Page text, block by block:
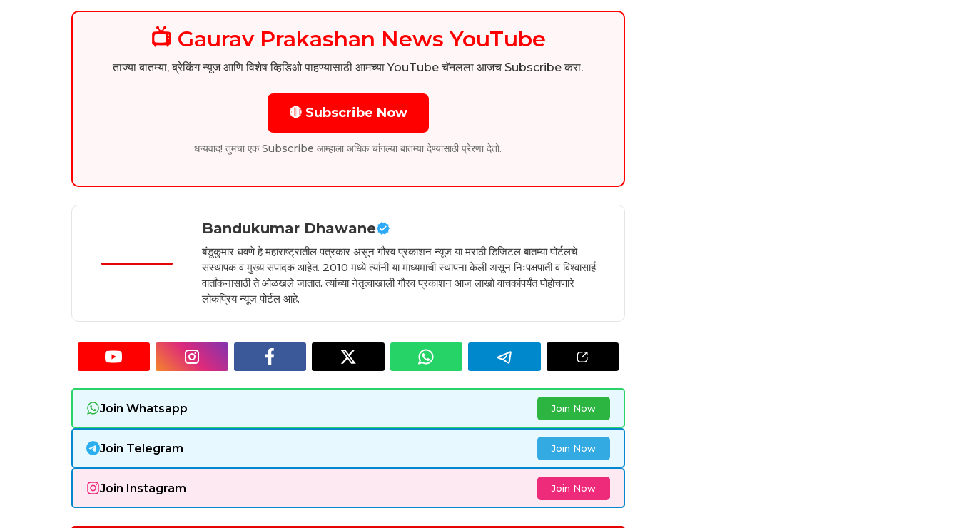
📺 Gaurav Prakashan News YouTube
ताज्या बातम्या, ब्रेकिंग न्यूज आणि विशेष व्हिडिओ पाहण्यासाठी आमच्या YouTube चॅनलला आजच Subscribe करा.
🔴 Subscribe Now
धन्यवाद! तुमचा एक Subscribe आम्हाला अधिक चांगल्या बातम्या देण्यासाठी प्रेरणा देतो.
Bandukumar Dhawane
बंडूकुमार धवणे हे महाराष्ट्रातील पत्रकार असून गौरव प्रकाशन न्यूज या मराठी डिजिटल बातम्या पोर्टलचे
संस्थापक व मुख्य संपादक आहेत. 2010 मध्ये त्यांनी या माध्यमाची स्थापना केली असून निःपक्षपाती व विश्वासार्ह
वार्तांकनासाठी ते ओळखले जातात. त्यांच्या नेतृत्वाखाली गौरव प्रकाशन आज लाखो वाचकांपर्यंत पोहोचणारे
लोकप्रिय न्यूज पोर्टल आहे.
Join Whatsapp Join Now
Join Telegram Join Now
Join Instagram Join Now